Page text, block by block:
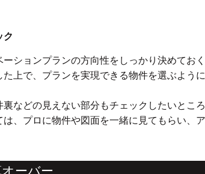
ク
ションプランの方向性をしっかり決めてお
上で、プランを実現できる物件を選ぶように
などの見えない部分もチェックしたいとこ
、プロに物件や図面を一緒に見てもらい、
ーバー